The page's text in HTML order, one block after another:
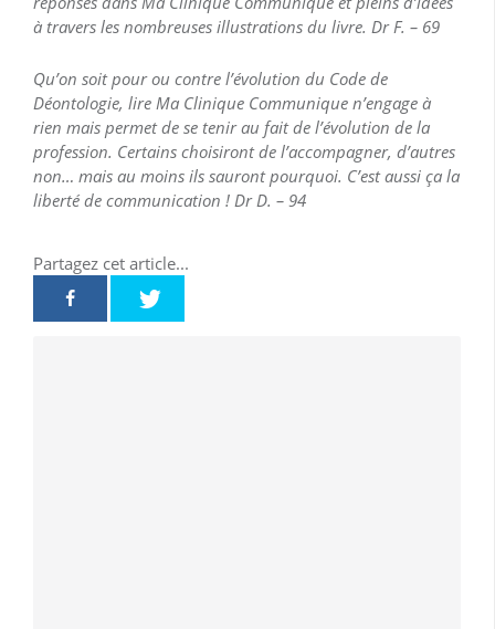
à travers les nombreuses illustrations du livre. Dr F. – 69
Qu’on soit pour ou contre l’évolution du Code de
Déontologie, lire Ma Clinique Communique n’engage à
rien mais permet de se tenir au fait de l’évolution de la
profession. Certains choisiront de l’accompagner, d’autres
non… mais au moins ils sauront pourquoi. C’est aussi ça la
liberté de communication ! Dr D. – 94
Partagez cet article...